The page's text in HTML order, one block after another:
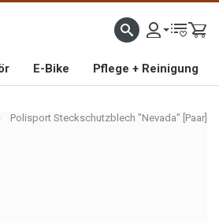
FAHRRAD- UND MOFAERSATZTEILEN SEIT 1993
E-Bike Pflege + Reinigung
Polisport Steckschutzblech "Nevada" [Paar]